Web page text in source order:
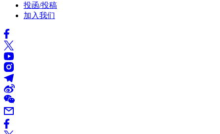
投函/投稿
加入我们